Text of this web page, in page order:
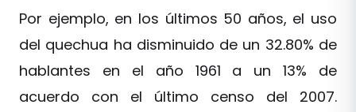
Por ejemplo, en los últimos 50 años, el uso
del quechua ha disminuido de un 32.80% de
hablantes en el año 1961 a un 13% de
acuerdo con el último censo del 2007.